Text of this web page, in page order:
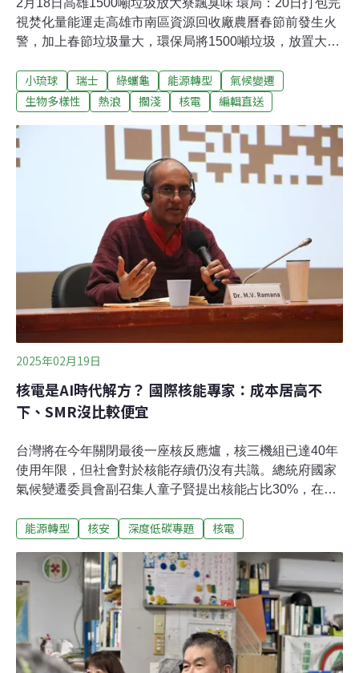
視焚化量能運走高雄市南區資源回收廠農曆春節前發生火
警，加上春節垃圾量大，環保局將1500噸垃圾，放置大寮
打包完成，後續視焚化廠量能運走。（自由時報報導）二
仁溪1.7萬噸廢棄物待清理 中央補助逾13億估花3年清除二
大力清理整治，已擺脫「黑龍江」惡名，但沿線還有4處
場址、約1.7萬噸廢棄物待清理，清除經費需13.45億元，
中央研議專案全額補助，預計3年完成清除，目前全案正
在國發會審查，立委邱志偉要求加快清除進度。（自由時
小琉球 瑞士 綠蠵龜 能源轉型
氣候變遷
生物多樣性
熱浪 擱淺 核電 編輯直送
2025年02月19日
核電是AI時代解方？ 國際核能專家：成本居高不
下、SMR沒比較便宜
台灣將在今年關閉最後一座核反應爐，核三機組已達40年
使用年限，但社會對於核能存續仍沒有共識。總統府國家
氣候變遷委員會副召集人童子賢提出核能占比30%，在野
際知名核能研究學者M.V. 拉瑪納（M.V. Ramana）昨
役也必須考量老舊機組的事故風險，且核電成本不斷上
升，小型模組化反應爐（SMR，Small Modular Reactor）
並不會比傳統大型核電廠更具經濟優勢。台灣爭論延役40
年核電廠 國際學者提醒正視事故風險受台灣氣候行動網絡
研究中心與綠色公民行動聯盟邀請，專長於全球核電與安
全分析的學者M.V. 拉瑪納首度來台灣訪問，出席「全球能
能源轉型 核安 深度低碳專題 核電